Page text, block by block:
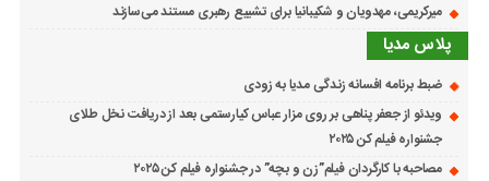
میرکریمی، مهدویان و شکیبانیا برای تشییع رهبری مستند می‌سازند
پلاس مدیا
ضبط برنامه افسانه زندگی مدیا به زودی
ویدئو از جعفر پناهی بر روی مزار عباس کیارستمی بعد از دریافت نخل طلای
جشنواره فیلم کن ۲۰۲۵
مصاحبه با کارگردان فیلم”زن و بچه” در جشنواره فیلم کن ۲۰۲۵